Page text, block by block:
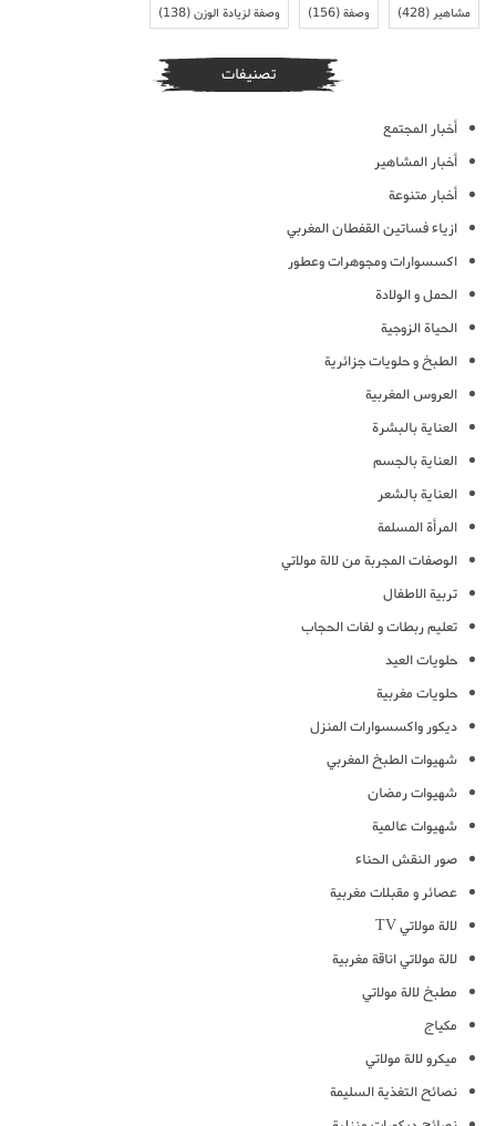
مشاهير(428) وصفة(156) وصفة لزيادة الوزن(138)
تصنيفات
أخبار المجتمع
أخبار المشاهير
أخبار متنوعة
ازياء فساتين القفطان المغربي
اكسسوارات ومجوهرات وعطور
الحمل و الولادة
الحياة الزوجية
الطبخ و حلويات جزائرية
العروس المغربية
العناية بالبشرة
العناية بالجسم
العناية بالشعر
المرأة المسلمة
الوصفات المجربة من لالة مولاتي
تربية الاطفال
تعليم ربطات و لفات الحجاب
حلويات العيد
حلويات مغربية
ديكور واكسسوارات المنزل
شهيوات الطبخ المغربي
شهيوات رمضان
شهيوات عالمية
صور النقش الحناء
عصائر و مقبلات مغربية
لالة مولاتي TV
لالة مولاتي اناقة مغربية
مطبخ لالة مولاتي
مكياج
ميكرو لالة مولاتي
نصائح التغذية السليمة